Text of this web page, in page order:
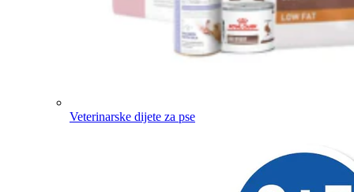
Veterinarske dijete za pse